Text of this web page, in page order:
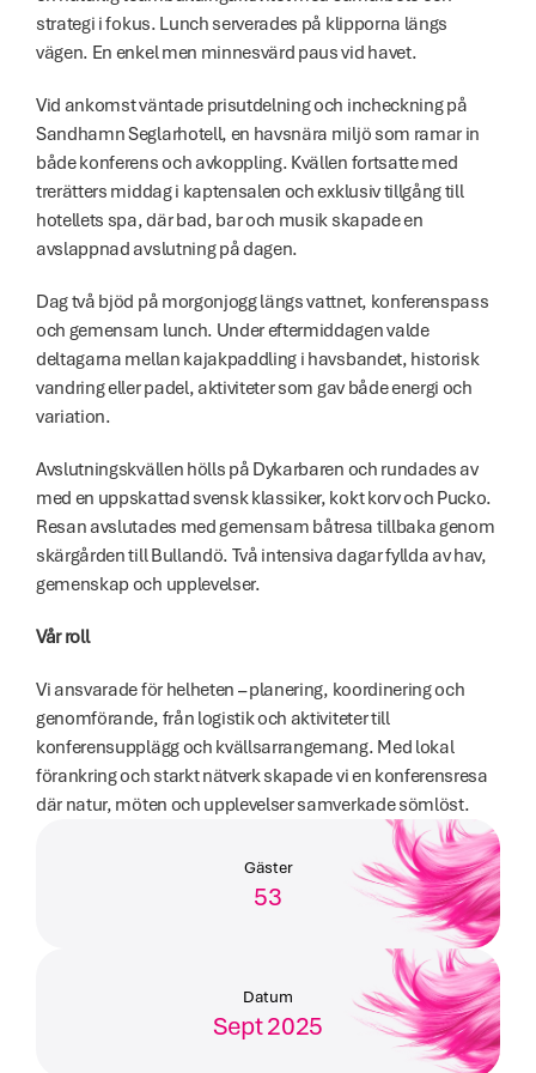
strategi i fokus. Lunch serverades på klipporna längs
vägen. En enkel men minnesvärd paus vid havet.
Vid ankomst väntade prisutdelning och incheckning på
Sandhamn Seglarhotell, en havsnära miljö som ramar in
både konferens och avkoppling. Kvällen fortsatte med
trerätters middag i kaptensalen och exklusiv tillgång till
hotellets spa, där bad, bar och musik skapade en
avslappnad avslutning på dagen.
Dag två bjöd på morgonjogg längs vattnet, konferenspass
och gemensam lunch. Under eftermiddagen valde
deltagarna mellan kajakpaddling i havsbandet, historisk
vandring eller padel, aktiviteter som gav både energi och
variation.
Avslutningskvällen hölls på Dykarbaren och rundades av
med en uppskattad svensk klassiker, kokt korv och Pucko.
Resan avslutades med gemensam båtresa tillbaka genom
skärgården till Bullandö. Två intensiva dagar fyllda av hav,
gemenskap och upplevelser.
Vår roll
Vi ansvarade för helheten – planering, koordinering och
genomförande, från logistik och aktiviteter till
konferensupplägg och kvällsarrangemang. Med lokal
förankring och starkt nätverk skapade vi en konferensresa
där natur, möten och upplevelser samverkade sömlöst.
Gäster
53
Datum
Sept 2025